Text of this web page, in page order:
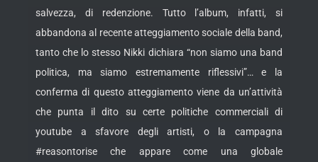
salvezza, di redenzione. Tutto l’album, infatti, si
abbandona al recente atteggiamento sociale della band,
tanto che lo stesso Nikki dichiara “non siamo una band
politica, ma siamo estremamente riflessivi”… e la
conferma di questo atteggiamento viene da un’attività
che punta il dito su certe politiche commerciali di
youtube a sfavore degli artisti, o la campagna
#reasontorise che appare come una globale